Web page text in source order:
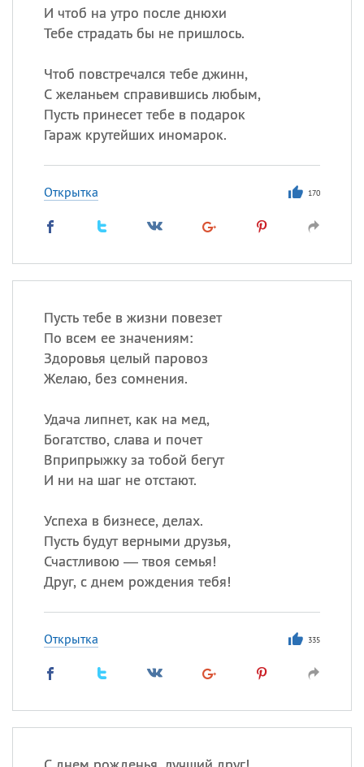
И чтоб на утро после днюхи
Тебе страдать бы не пришлось.
Чтоб повстречался тебе джинн,
С желаньем справившись любым,
Пусть принесет тебе в подарок
Гараж крутейших иномарок.
Открытка 170
Пусть тебе в жизни повезет
По всем ее значениям:
Здоровья целый паровоз
Желаю, без сомнения.
Удача липнет, как на мед,
Богатство, слава и почет
Вприпрыжку за тобой бегут
И ни на шаг не отстают.
Успеха в бизнесе, делах.
Пусть будут верными друзья,
Счастливою — твоя семья!
Друг, с днем рождения тебя!
Открытка 335